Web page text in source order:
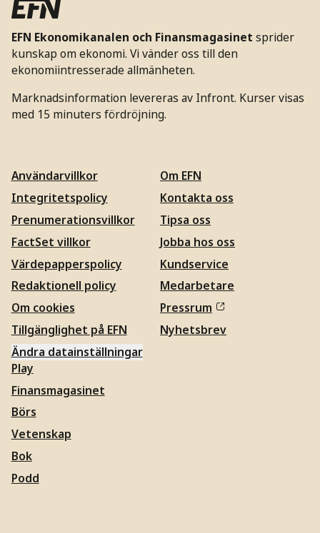
EFN Ekonomikanalen och Finansmagasinet sprider
kunskap om ekonomi. Vi vänder oss till den
ekonomiintresserade allmänheten.
Marknadsinformation levereras av Infront. Kurser visas
med 15 minuters fördröjning.
Användarvillkor
Integritetspolicy
Prenumerationsvillkor
FactSet villkor
Värdepapperspolicy
Redaktionell policy
Om cookies
Tillgänglighet på EFN
Ändra datainställningar
Om EFN
Kontakta oss
Tipsa oss
Jobba hos oss
Kundservice
Medarbetare
Pressrum
Nyhetsbrev
Play
Finansmagasinet
Börs
Vetenskap
Bok
Podd